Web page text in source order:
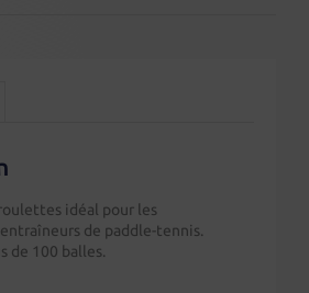
idéal pour les
de paddle-tennis.
de 100 balles.